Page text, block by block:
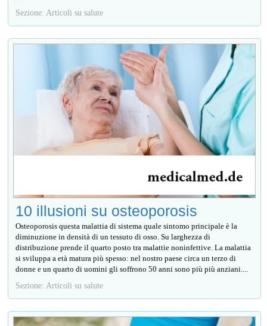
Sezione: Articoli su salute
10 illusioni su osteoporosis
Osteoporosis questa malattia di sistema quale sintomo principale è la
diminuzione in densità di un tessuto di osso. Su larghezza di
distribuzione prende il quarto posto tra malattie noninfettive. La malattia
si sviluppa a età matura più spesso: nel nostro paese circa un terzo di
donne e un quarto di uomini gli soffrono 50 anni sono più più anziani....
Sezione: Articoli su salute